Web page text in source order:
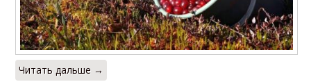
Читать дальше →